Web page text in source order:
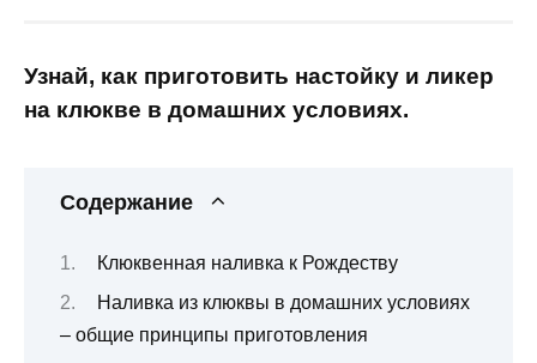
Узнай, как приготовить настойку и ликер
на клюкве в домашних условиях.
Содержание
Клюквенная наливка к Рождеству
Наливка из клюквы в домашних условиях
– общие принципы приготовления